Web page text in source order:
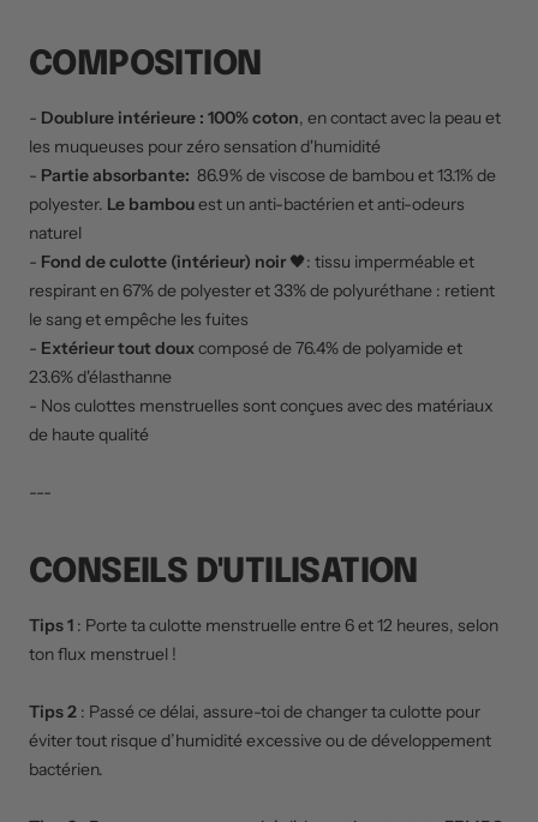
COMPOSITION
- Doublure intérieure : 100% coton, en contact avec la peau et
les muqueuses pour zéro sensation d'humidité
- Partie absorbante: 86.9% de viscose de bambou et 13.1% de
polyester. Le bambouest un anti-bactérien et anti-odeurs
naturel
- Fond de culotte (intérieur) noir 🖤: tissu imperméable et
respirant en 67% de polyester et 33% de polyuréthane : retient
le sang et empêche les fuites
- Extérieur tout douxcomposé de 76.4% de polyamide et
23.6% d'élasthanne
- Nos culottes menstruelles sont conçues avec des matériaux
de haute qualité
---
CONSEILS D'UTILISATION
Tips 1 : Porte ta culotte menstruelle entre 6 et 12 heures, selon
ton flux menstruel !
Tips 2 : Passé ce délai, assure-toi de changer ta culotte pour
éviter tout risque d’humidité excessive ou de développement
bactérien.